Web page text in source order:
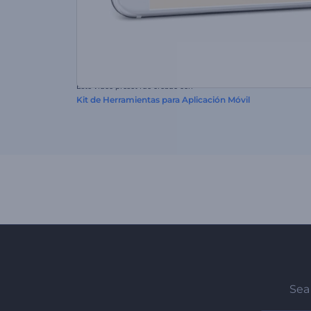
Este video preset fue creado con
Kit de Herramientas para Aplicación Móvil